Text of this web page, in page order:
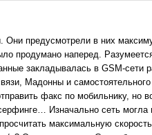
Они предусмотрели в них
продумано наперед.
закладывалась в GSM-сети
Мадонны и
факс по мобильнику, но
Изначально сеть
максимальную